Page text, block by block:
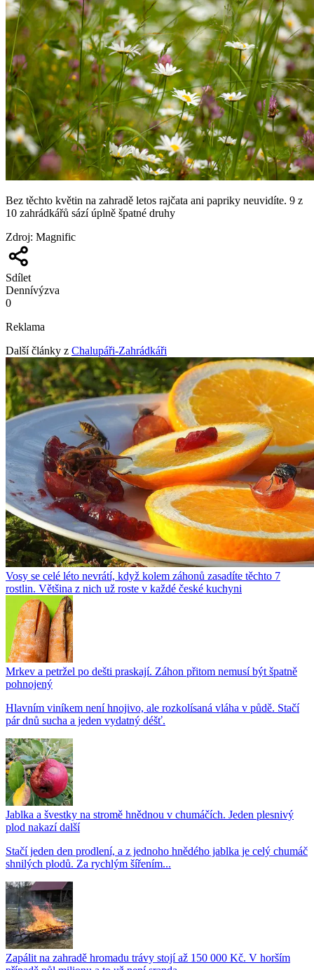
Bez těchto květin na zahradě letos rajčata ani papriky neuvidíte. 9 z
10 zahrádkářů sází úplně špatné druhy
Zdroj: Magnific
Sdílet
Dennívýzva
0
Reklama
Další články z Chalupáři-Zahrádkáři
Vosy se celé léto nevrátí, když kolem záhonů zasadíte těchto 7
rostlin. Většina z nich už roste v každé české kuchyni
Mrkev a petržel po dešti praskají. Záhon přitom nemusí být špatně
pohnojený
Hlavním viníkem není hnojivo, ale rozkolísaná vláha v půdě. Stačí
pár dnů sucha a jeden vydatný déšť.
Jablka a švestky na stromě hnědnou v chumáčích. Jeden plesnivý
plod nakazí další
Stačí jeden den prodlení, a z jednoho hnědého jablka je celý chumáč
shnilých plodů. Za rychlým šířením...
Zapálit na zahradě hromadu trávy stojí až 150 000 Kč. V horším